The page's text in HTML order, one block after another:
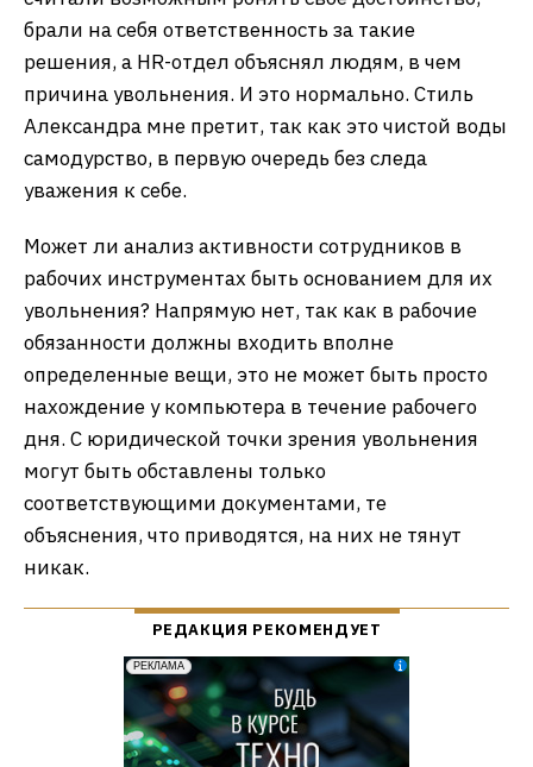
брали на себя ответственность за такие
решения, а HR-отдел объяснял людям, в чем
причина увольнения. И это нормально. Стиль
Александра мне претит, так как это чистой воды
самодурство, в первую очередь без следа
уважения к себе.
Может ли анализ активности сотрудников в
рабочих инструментах быть основанием для их
увольнения? Напрямую нет, так как в рабочие
обязанности должны входить вполне
определенные вещи, это не может быть просто
нахождение у компьютера в течение рабочего
дня. С юридической точки зрения увольнения
могут быть обставлены только
соответствующими документами, те
объяснения, что приводятся, на них не тянут
никак.